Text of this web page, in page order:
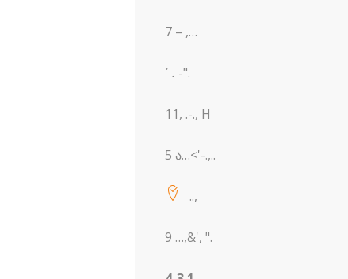
7 – ,…
῾ . -".
11, .-., H
5 ა…<'-.,..
..,
9 …,&', ".